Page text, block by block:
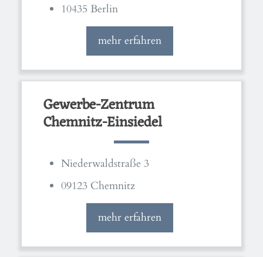
10435 Berlin
mehr erfahren
Gewerbe-Zentrum
Chemnitz-Einsiedel
Niederwaldstraße 3
09123 Chemnitz
mehr erfahren